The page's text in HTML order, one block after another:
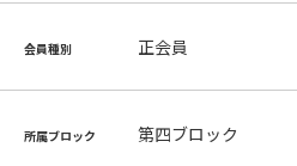
会員種別 正会員
所属ブロック 第四ブロック